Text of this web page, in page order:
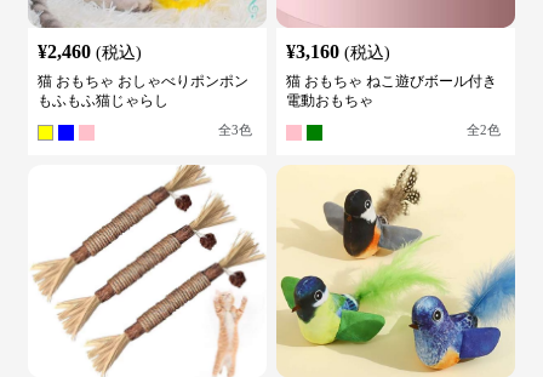
¥2,460 (税込)
猫 おもちゃ おしゃべりポンポン
もふもふ猫じゃらし
全3色
¥3,160 (税込)
猫 おもちゃ ねこ遊びボール付き
電動おもちゃ
全2色